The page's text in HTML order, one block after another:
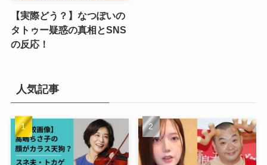
【実際どう？】なつぽいの
タトゥー疑惑の真相とSNS
の反応！
人気記事